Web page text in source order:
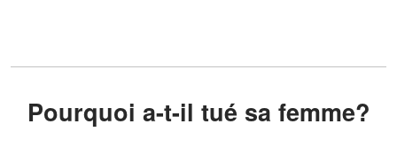
Pourquoi a-t-il tué sa femme?